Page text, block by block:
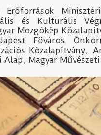
Erőforrások
és Kulturális
Mozgókép
Főváros
Közalapítvány,
Alap, Magyar